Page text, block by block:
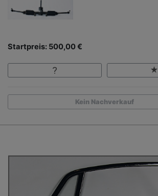
Startpreis: 500,00 €
Kein Nachverkauf